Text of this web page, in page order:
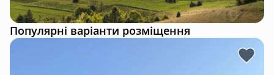
Популярні варіанти розміщення